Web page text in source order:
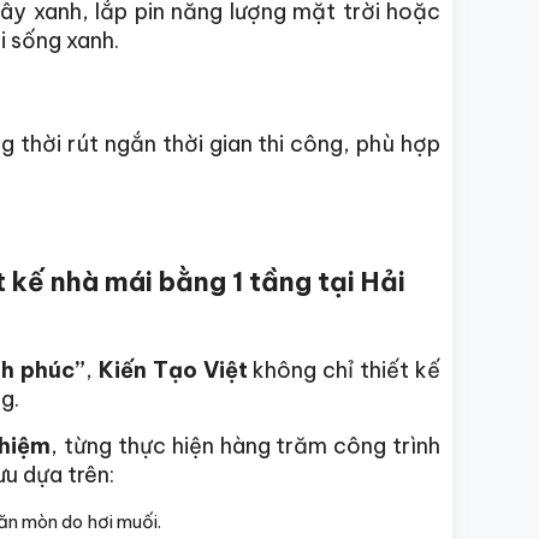
xanh, lắp pin năng lượng mặt trời hoặc
xanh.
thời rút ngắn thời gian thi công, phù hợp
nhà mái bằng 1 tầng tại Hải
phúc”, Kiến Tạo Việt không chỉ thiết kế
, từng thực hiện hàng trăm công trình
dựa trên:
mòn do hơi muối.